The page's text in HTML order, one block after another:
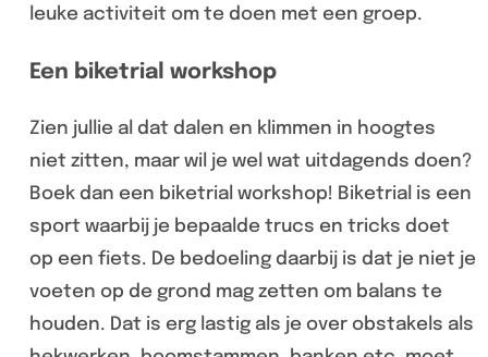
leuke activiteit om te doen met een groep.
Een biketrial workshop
Zien jullie al dat dalen en klimmen in hoogtes
niet zitten, maar wil je wel wat uitdagends doen?
Boek dan een biketrial workshop! Biketrial is een
sport waarbij je bepaalde trucs en tricks doet
op een fiets. De bedoeling daarbij is dat je niet je
voeten op de grond mag zetten om balans te
houden. Dat is erg lastig als je over obstakels als